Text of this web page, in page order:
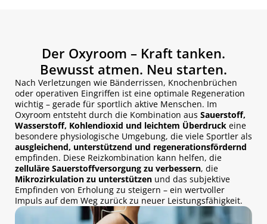
Der Oxyroom – Kraft tanken.
Bewusst atmen. Neu starten.
Nach Verletzungen wie Bänderrissen, Knochenbrüchen
oder operativen Eingriffen ist eine optimale Regeneration
wichtig – gerade für sportlich aktive Menschen. Im
Oxyroom entsteht durch die Kombination aus Sauerstoff,
Wasserstoff, Kohlendioxid und leichtem Überdruck eine
besondere physiologische Umgebung, die viele Sportler als
ausgleichend, unterstützend und regenerationsfördernd
empfinden. Diese Reizkombination kann helfen, die
zelluläre Sauerstoffversorgung zu verbessern, die
Mikrozirkulation zu unterstützen und das subjektive
Empfinden von Erholung zu steigern – ein wertvoller
Impuls auf dem Weg zurück zu neuer Leistungsfähigkeit.